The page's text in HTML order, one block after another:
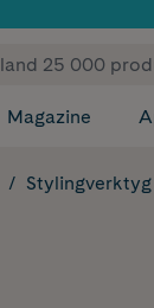
Magazine
Stylingverktyg